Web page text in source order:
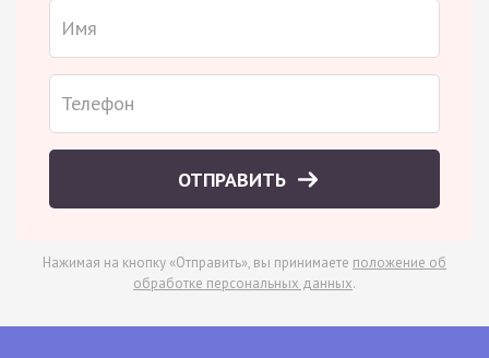
ОТПРАВИТЬ
Нажимая на кнопку «Отправить», вы принимаете положение об
обработке персональных данных.